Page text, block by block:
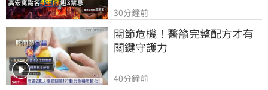
30分鐘前
關節危機！醫籲完整配方才有
關鍵守護力
40分鐘前